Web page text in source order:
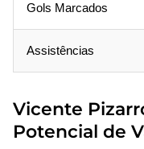
Gols Marcados
Assistências
Vicente
Potencial de